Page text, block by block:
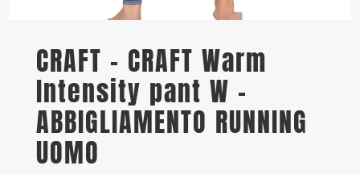
CRAFT – CRAFT Warm
Intensity pant W –
ABBIGLIAMENTO RUNNING
UOMO